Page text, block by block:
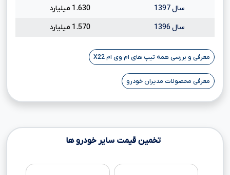
سال 1397
1.630 میلیارد
سال 1396
1.570 میلیارد
معرفی و بررسی همه تیپ های ام وی ام X22
معرفی محصولات مدیران خودرو
تخمین قیمت سایر خودرو ها